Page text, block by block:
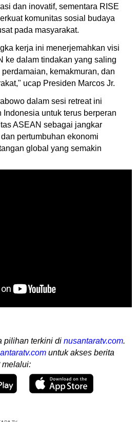
dan inovatif, sementara RISE
komunitas sosial budaya
pada masyarakat.
kerja ini menerjemahkan visi
ke dalam tindakan yang saling
kemakmuran, dan
ucap Presiden Marcos Jr.
dalam sesi retreat ini
Indonesia untuk terus berperan
ASEAN sebagai jangkar
pertumbuhan ekonomi
global yang semakin
pilihan terkini di nusantaratv.com.
untuk akses berita
melalui: